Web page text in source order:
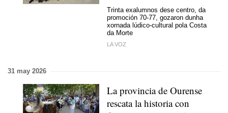
Trinta exalumnos dese centro, da
promoción 70-77, gozaron dunha
xornada lúdico-cultural pola Costa
da Morte
LA VOZ
31 may 2026
La provincia de Ourense
rescata la historia con